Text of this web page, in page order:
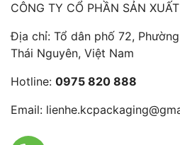
CÔNG TY CỔ PHẦN SẢN
Địa chỉ: Tổ dân phố 72,
Thái Nguyên, Việt Nam
Hotline: 0975 820 888
Email: